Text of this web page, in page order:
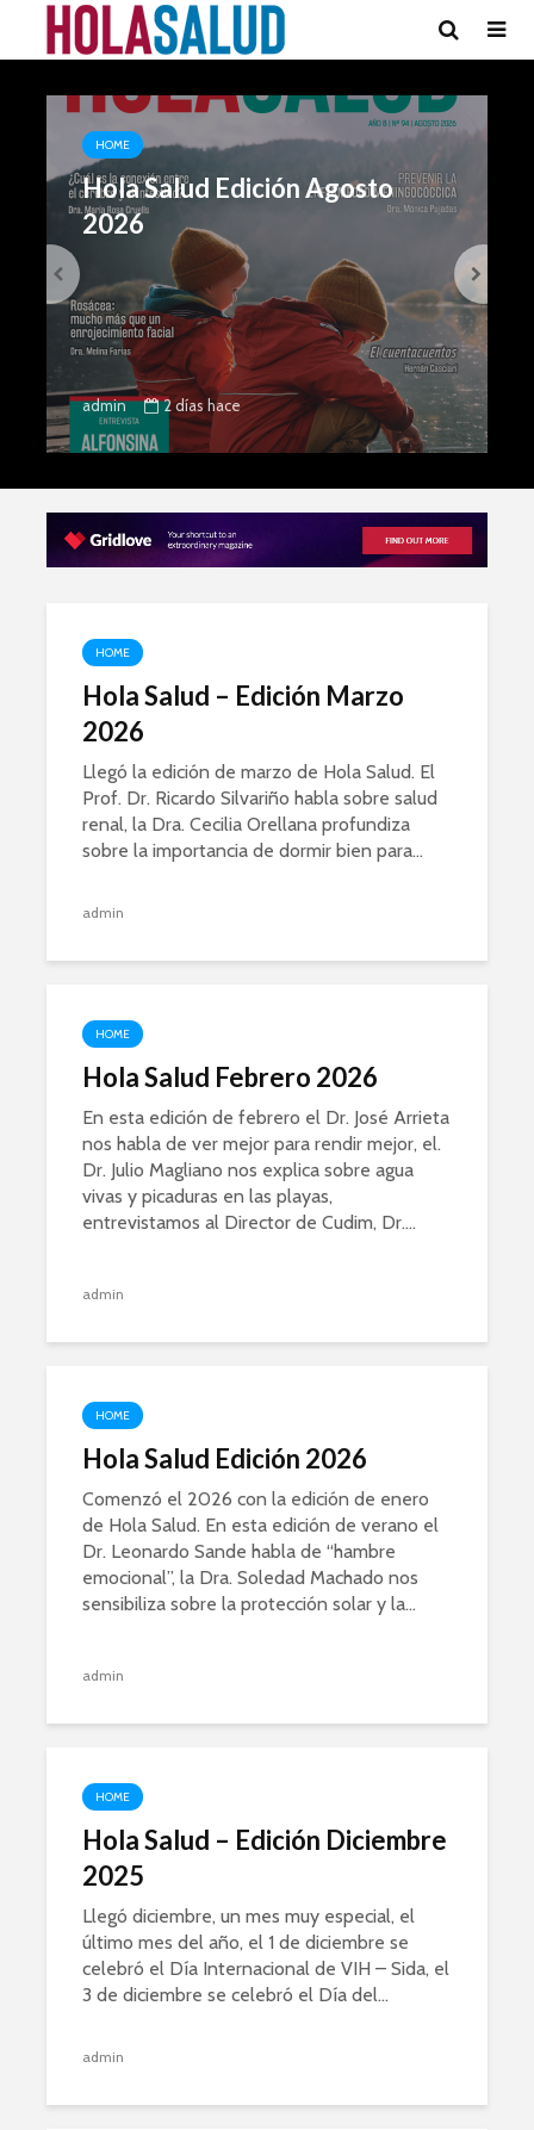
HOME
Hola Salud Edición Agosto
2026
admin 2 días hace
HOME
Hola Salud – Edición Marzo
2026
Llegó la edición de marzo de Hola Salud. El
Prof. Dr. Ricardo Silvariño habla sobre salud
renal, la Dra. Cecilia Orellana profundiza
sobre la importancia de dormir bien para...
admin
HOME
Hola Salud Febrero 2026
En esta edición de febrero el Dr. José Arrieta
nos habla de ver mejor para rendir mejor, el.
Dr. Julio Magliano nos explica sobre agua
vivas y picaduras en las playas,
entrevistamos al Director de Cudim, Dr....
admin
HOME
Hola Salud Edición 2026
Comenzó el 2026 con la edición de enero
de Hola Salud. En esta edición de verano el
Dr. Leonardo Sande habla de “hambre
emocional”, la Dra. Soledad Machado nos
sensibiliza sobre la protección solar y la...
admin
HOME
Hola Salud – Edición Diciembre
2025
Llegó diciembre, un mes muy especial, el
último mes del año, el 1 de diciembre se
celebró el Día Internacional de VIH – Sida, el
3 de diciembre se celebró el Día del...
admin